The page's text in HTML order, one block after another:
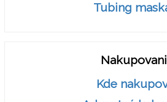
Tubing
Kde